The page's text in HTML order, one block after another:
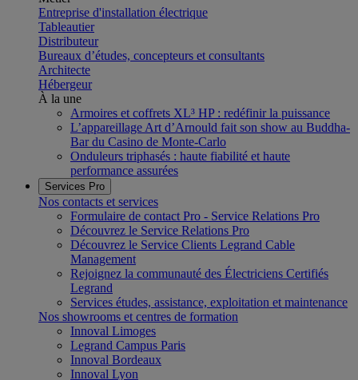
Entreprise d'installation électrique
Tableautier
Distributeur
Bureaux d’études, concepteurs et consultants
Architecte
Hébergeur
À la une
Armoires et coffrets XL³ HP : redéfinir la puissance
L’appareillage Art d’Arnould fait son show au Buddha-
Bar du Casino de Monte-Carlo
Onduleurs triphasés : haute fiabilité et haute
performance assurées
Services Pro
Nos contacts et services
Formulaire de contact Pro - Service Relations Pro
Découvrez le Service Relations Pro
Découvrez le Service Clients Legrand Cable
Management
Rejoignez la communauté des Électriciens Certifiés
Legrand
Services études, assistance, exploitation et maintenance
Nos showrooms et centres de formation
Innoval Limoges
Legrand Campus Paris
Innoval Bordeaux
Innoval Lyon